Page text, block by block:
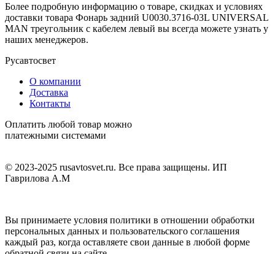
Более подробную информацию о товаре, скидках и условиях
доставки товара Фонарь задний U0030.3716-03L UNIVERSAL
MAN треугольник с кабелем левый вы всегда можете узнать у
наших менеджеров.
Русавтосвет
О компании
Доставка
Контакты
Оплатить любой товар можно
платежными системами
© 2023-2025 rusavtosvet.ru. Все права защищены. ИП
Гаврилова А.М
Вы принимаете условия политики в отношении обработки
персональных данных и пользовательского соглашения
каждый раз, когда оставляете свои данные в любой форме